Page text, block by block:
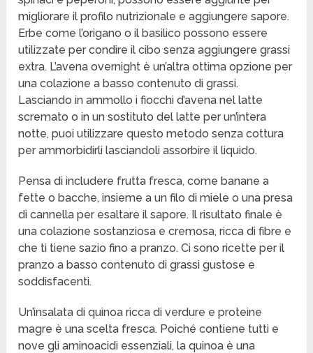
migliorare il profilo nutrizionale e aggiungere sapore.
Erbe come l’origano o il basilico possono essere
utilizzate per condire il cibo senza aggiungere grassi
extra. L’avena overnight è un’altra ottima opzione per
una colazione a basso contenuto di grassi.
Lasciando in ammollo i fiocchi d’avena nel latte
scremato o in un sostituto del latte per un’intera
notte, puoi utilizzare questo metodo senza cottura
per ammorbidirli lasciandoli assorbire il liquido.
Pensa di includere frutta fresca, come banane a
fette o bacche, insieme a un filo di miele o una presa
di cannella per esaltare il sapore. Il risultato finale è
una colazione sostanziosa e cremosa, ricca di fibre e
che ti tiene sazio fino a pranzo. Ci sono ricette per il
pranzo a basso contenuto di grassi gustose e
soddisfacenti.
Un’insalata di quinoa ricca di verdure e proteine
magre è una scelta fresca. Poiché contiene tutti e
nove gli aminoacidi essenziali, la quinoa è una